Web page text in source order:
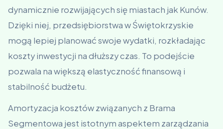
dynamicznie rozwijających się miastach jak Kunów.
Dzięki niej, przedsiębiorstwa w Świętokrzyskie
mogą lepiej planować swoje wydatki, rozkładając
koszty inwestycji na dłuższy czas. To podejście
pozwala na większą elastyczność finansową i
stabilność budżetu.
Amortyzacja kosztów związanych z Brama
Segmentowa jest istotnym aspektem zarządzania